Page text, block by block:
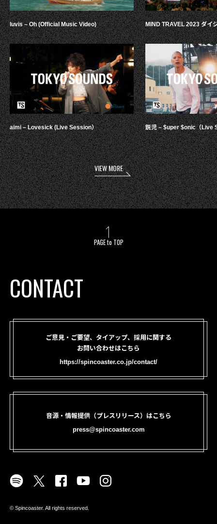
luvis – Oh (Official Music Video)
aimi – Lovesick (Live Session）
MIND TRAVEL 2023 ダイ
鋭児 – $uper $onic（Live
VIEW MORE
PAGE to TOP
CONTACT
ご意見・ご要望、タイアップ、採用に関する
お問い合わせはこちら
https://spincoaster.co.jp/contact/
音源・情報提供（プレスリリース）はこちら
press@spincoaster.com
©︎ Spincoaster. All rights reserved.